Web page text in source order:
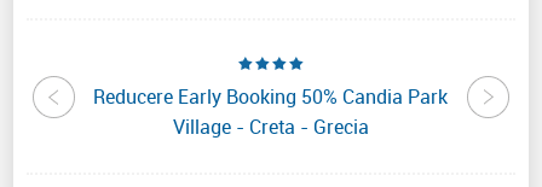
Reducere Early Booking 50% Candia Park
Village - Creta - Grecia